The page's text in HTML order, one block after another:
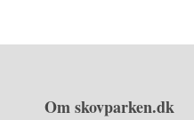
Om skovparken.dk